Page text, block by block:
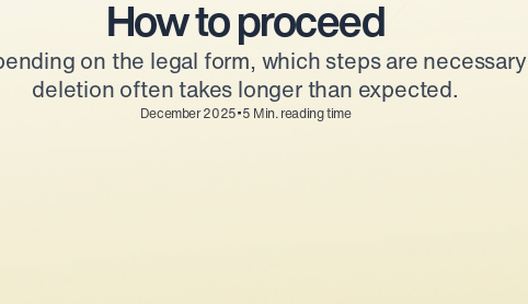
How to proceed
on the legal form, which steps are
deletion often takes longer than expected.
December 2025•5 Min. reading time